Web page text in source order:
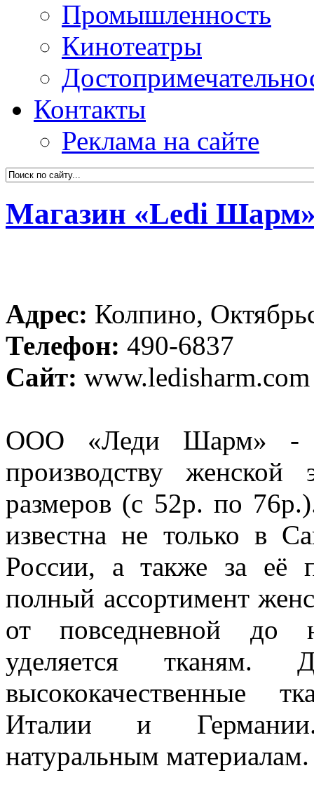
Промышленность
Кинотеатры
Контакты
Реклама на сайте
Магазин «Ledi
Адрес: Колпино,
Телефон: 490-6837
Сайт: www.ledisharm.com
ООО «Леди Шарм» -
производству
размеров (с 52р. по
известна не только в
России, а также за её
полный ассортимент
от повседневной до
уделяется тканям.
высококачественные
Италии и
натуральным материалам.